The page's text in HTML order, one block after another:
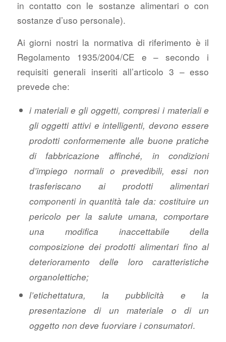
in contatto con le sostanze alimentari o con
sostanze d’uso personale).
Ai giorni nostri la normativa di riferimento è il
Regolamento 1935/2004/CE e – secondo i
requisiti generali inseriti all’articolo 3 – esso
prevede che:
i materiali e gli oggetti, compresi i materiali e
gli oggetti attivi e intelligenti, devono essere
prodotti conformemente alle buone pratiche
di fabbricazione affinché, in condizioni
d’impiego normali o prevedibili, essi non
trasferiscano ai prodotti alimentari
componenti in quantità tale da: costituire un
pericolo per la salute umana, comportare
una modifica inaccettabile della
composizione dei prodotti alimentari fino al
deterioramento delle loro caratteristiche
organolettiche;
l’etichettatura, la pubblicità e la
presentazione di un materiale o di un
oggetto non deve fuorviare i consumatori.